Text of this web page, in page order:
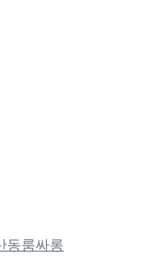
동룸싸롱